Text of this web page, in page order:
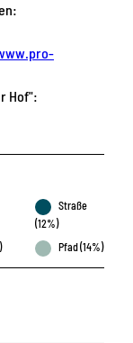
Hof":
Straße
(12%)
Pfad (14%)